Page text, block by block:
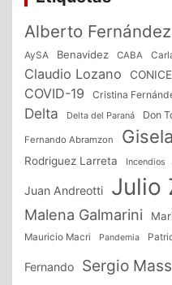
Alberto Fernández
AySA Benavidez CABA
Claudio Lozano
COVID-19 Cristina
Delta Delta del Paraná Don
Fernando Abramzon
Rodriguez Larreta
Incendios
Juan Andreotti Julio
Malena Galmarini
Mauricio Macri
Pandemia
Fernando Sergio